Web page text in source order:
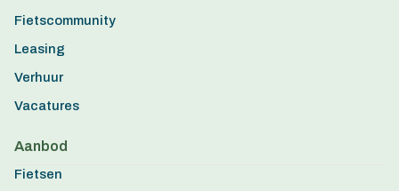
Fietscommunity
Leasing
Verhuur
Vacatures
Aanbod
Fietsen